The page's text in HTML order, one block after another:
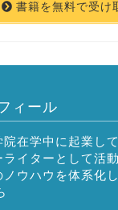
書籍を無料で受け
ィール
在学中に起業し
イターとして活
ウハウを体系化